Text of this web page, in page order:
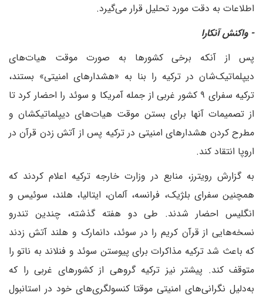
اطلاعات به دقت مورد تحلیل قرار می‌گیرد.
- واکنش آنکارا
پس از آنکه برخی کشورها به صورت موقت هیات‌های
دیپلماتیک‌شان در ترکیه را بنا به «هشدارهای امنیتی» بستند،
ترکیه سفرای ۹ کشور غربی از جمله آمریکا و سوئد را احضار کرد تا
از تصمیمات آنها برای بستن موقت هیات‌های دیپلماتیکشان و
مطرح کردن هشدارهای امنیتی در ترکیه پس از آتش‌ زدن قرآن در
اروپا انتقاد کند.
به گزارش رویترز، منابع در وزارت خارجه ترکیه اعلام کردند که
همچنین سفرای بلژیک، فرانسه، آلمان، ایتالیا، هلند، سوئیس و
انگلیس احضار شدند. طی دو هفته گذشته، چندین تندرو
نسخه‌هایی از قرآن کریم را در سوئد، دانمارک و هلند آتش زدند
که باعث شد ترکیه مذاکرات برای پیوستن سوئد و فنلاند به ناتو را
متوقف کند. پیشتر نیز ترکیه گروهی از کشورهای غربی را که
به‌دلیل نگرانی‌های امنیتی موقتا کنسولگری‌های خود در استانبول